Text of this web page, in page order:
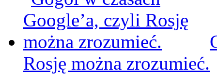
Rosję można zrozumieć.